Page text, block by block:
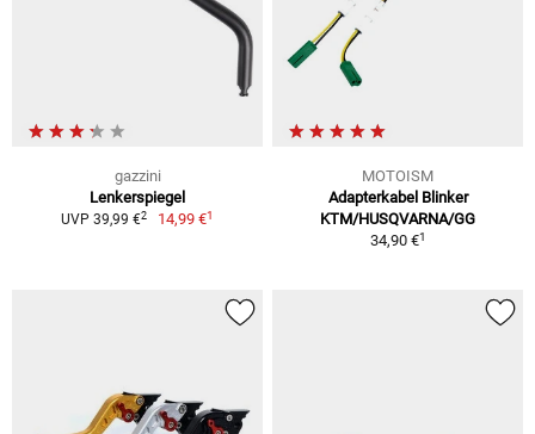
gazzini
Lenkerspiegel
UVP 39,99 €2 14,99 €1
MOTOISM
Adapterkabel Blinker
KTM/HUSQVARNA/GG
34,90 €1